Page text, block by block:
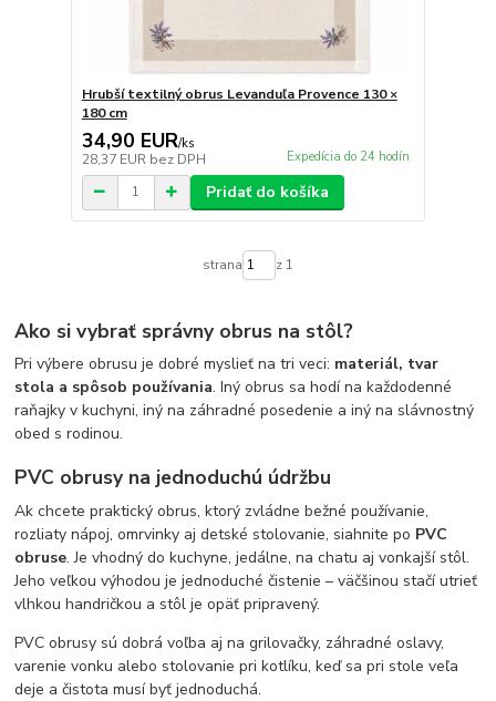
Hrubší textilný obrus Levanduľa Provence 130 ×
180 cm
34,90 EUR/ks
28,37 EUR bez DPH Expedícia do 24 hodín
Pridať do košíka
strana z 1
Ako si vybrať správny obrus na stôl?
Pri výbere obrusu je dobré myslieť na tri veci: materiál, tvar
stola a spôsob používania. Iný obrus sa hodí na každodenné
raňajky v kuchyni, iný na záhradné posedenie a iný na slávnostný
obed s rodinou.
PVC obrusy na jednoduchú údržbu
Ak chcete praktický obrus, ktorý zvládne bežné používanie,
rozliaty nápoj, omrvinky aj detské stolovanie, siahnite po PVC
obruse. Je vhodný do kuchyne, jedálne, na chatu aj vonkajší stôl.
Jeho veľkou výhodou je jednoduché čistenie – väčšinou stačí utrieť
vlhkou handričkou a stôl je opäť pripravený.
PVC obrusy sú dobrá voľba aj na grilovačky, záhradné oslavy,
varenie vonku alebo stolovanie pri kotlíku, keď sa pri stole veľa
deje a čistota musí byť jednoduchá.